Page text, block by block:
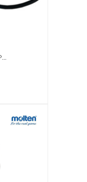
KOMPRESOR YAKIMA SPORT 100218